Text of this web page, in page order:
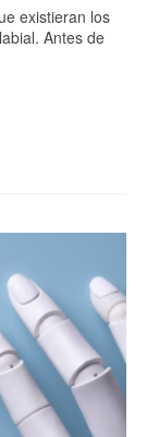
existieran los
Antes de